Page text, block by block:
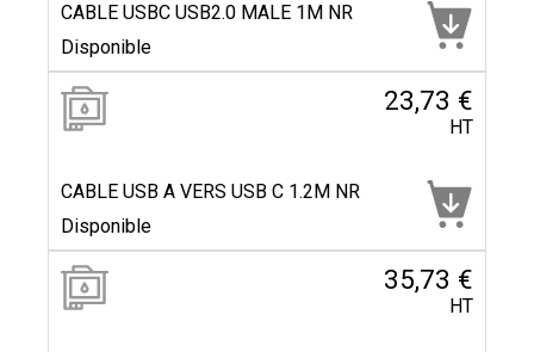
CABLE USBC USB2.0 MALE 1M NR
Disponible
23,73 €
HT
CABLE USB A VERS USB C 1.2M NR
Disponible
35,73 €
HT